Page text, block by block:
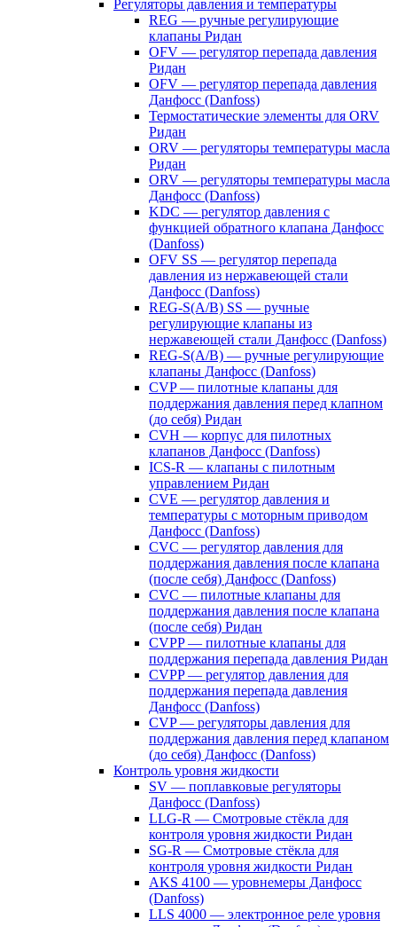
Регуляторы давления и температуры
REG — ручные регулирующие
клапаны Ридан
OFV — регулятор перепада давления
Ридан
OFV — регулятор перепада давления
Данфосс (Danfoss)
Термостатические элементы для ORV
Ридан
ORV — регуляторы температуры масла
Ридан
ORV — регуляторы температуры масла
Данфосс (Danfoss)
KDC — регулятор давления с
функцией обратного клапана Данфосс
(Danfoss)
OFV SS — регулятор перепада
давления из нержавеющей стали
Данфосс (Danfoss)
REG-S(A/B) SS — ручные
регулирующие клапаны из
нержавеющей стали Данфосс (Danfoss)
REG-S(A/B) — ручные регулирующие
клапаны Данфосс (Danfoss)
CVP — пилотные клапаны для
поддержания давления перед клапном
(до себя) Ридан
CVH — корпус для пилотных
клапанов Данфосс (Danfoss)
ICS-R — клапаны с пилотным
управлением Ридан
CVE — регулятор давления и
температуры с моторным приводом
Данфосс (Danfoss)
CVС — регулятор давления для
поддержания давления после клапана
(после себя) Данфосс (Danfoss)
CVС — пилотные клапаны для
поддержания давления после клапана
(после себя) Ридан
CVPP — пилотные клапаны для
поддержания перепада давления Ридан
CVPP — регулятор давления для
поддержания перепада давления
Данфосс (Danfoss)
CVP — регуляторы давления для
поддержания давления перед клапаном
(до себя) Данфосс (Danfoss)
Контроль уровня жидкости
SV — поплавковые регуляторы
Данфосс (Danfoss)
LLG-R — Смотровые стёкла для
контроля уровня жидкости Ридан
SG-R — Смотровые стёкла для
контроля уровня жидкости Ридан
AKS 4100 — уровнемеры Данфосс
(Danfoss)
LLS 4000 — электронное реле уровня